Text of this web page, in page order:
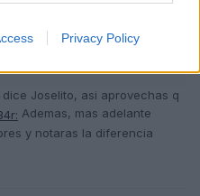
Privacy Policy
Joselito, asi aprovechas q
Ademas, mas adelante
y notaras la diferencia